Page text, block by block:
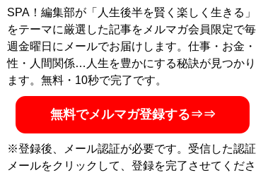
SPA！編集部が「人生後半を賢く楽しく生きる」
をテーマに厳選した記事をメルマガ会員限定で毎
週金曜日にメールでお届けします。仕事・お金・
性・人間関係…人生を豊かにする秘訣が見つかり
ます。無料・10秒で完了です。
無料でメルマガ登録する⇒⇒
※登録後、メール認証が必要です。受信した認証
メールをクリックして、登録を完了させてくださ